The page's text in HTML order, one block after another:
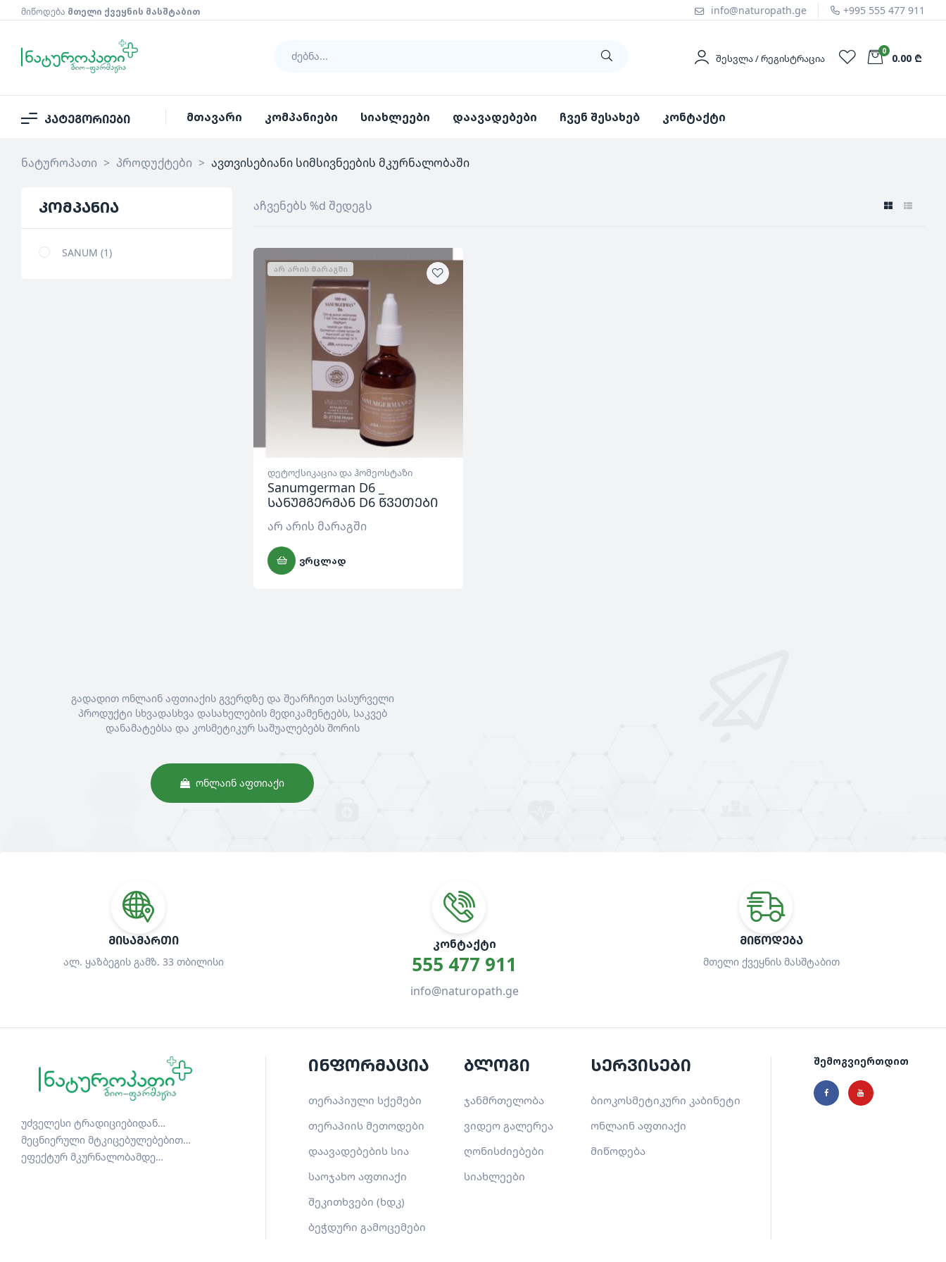
მიწოდება მთელი ქვეყნის მასშტაბით info@naturopath.ge +995 555 477 911
ᲨᲔᲡᲕᲚᲐ / ᲠᲔᲒᲘᲡᲢᲠᲐᲪᲘᲐ
0
0.00 ₾
კატეგორიები მთავარი კომპანიები სიახლეები დაავადებები ჩვენ შესახებ კონტაქტი
ნატუროპათი > პროდუქტები > ავთვისებიანი სიმსივნეების მკურნალობაში
აჩვენებს %d შედეგს
ᲐᲠ ᲐᲠᲘᲡ ᲛᲐᲠᲐᲒᲨᲘ
დეტოქსიკაცია და ჰომეოსტაზი
Sanumgerman D6 _
სანუმგერმან D6 წვეთები
არ არის მარაგში
ᲕᲠᲪᲚᲐᲓ
კომპანია
SANUM 1
გადადით ონლაინ აფთიაქის გვერდზე და შეარჩიეთ სასურველი
პროდუქტი სხვადასხვა დასახელების მედიკამენტებს, საკვებ
დანამატებსა და კოსმეტიკურ საშუალებებს შორის
ᲝᲜᲚᲐᲘᲜ ᲐᲤᲗᲘᲐᲥᲘ
ᲛᲘᲡᲐᲛᲐᲠᲗᲘ
ალ. ყაზბეგის გამზ. 33 თბილისი
ᲙᲝᲜᲢᲐᲥᲢᲘ
555 477 911
info@naturopath.ge
ᲛᲘᲬᲝᲓᲔᲑᲐ
მთელი ქვეყნის მასშტაბით
უძველესი ტრადიციებიდან…
მეცნიერული მტკიცებულებებით…
ეფექტურ მკურნალობამდე…
ინფორმაცია
თერაპიული სქემები
თერაპიის მეთოდები
დაავადებების სია
საოჯახო აფთიაქი
შეკითხვები (ხდკ)
ბეჭდური გამოცემები
ბლოგი
ჯანმრთელობა
ვიდეო გალერეა
ღონისძიებები
სიახლეები
სერვისები
ბიოკოსმეტიკური კაბინეტი
ონლაინ აფთიაქი
მიწოდება
შემოგვიერთდით